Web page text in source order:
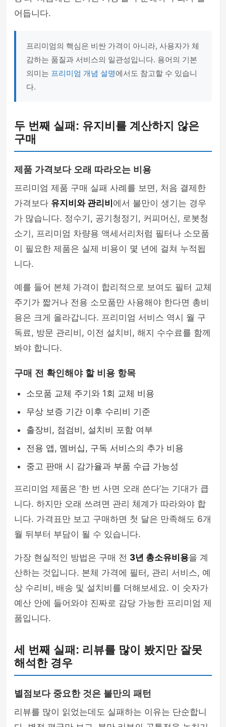
어듭니다.
프리미엄의 핵심은 비싼 가격이 아니라, 사용자가 체
감하는 품질과 서비스의 일관성입니다. 용어의 기본
의미는 프리미엄 개념 설명에서도 참고할 수 있습니
다.
두 번째 실패: 유지비를 계산하지 않은
구매
제품 가격보다 오래 따라오는 비용
프리미엄 제품 구매 실패 사례를 보면, 처음 결제한
가격보다 유지비와 관리비 에서 불만이 생기는 경우
가 많습니다. 정수기, 공기청정기, 커피머신, 로봇청
소기, 프리미엄 차량용 액세서리처럼 필터나 소모품
이 필요한 제품은 실제 비용이 몇 년에 걸쳐 누적됩
니다.
예를 들어 본체 가격이 합리적으로 보여도 필터 교체
주기가 짧거나 전용 소모품만 사용해야 한다면 총비
용은 크게 올라갑니다. 프리미엄 서비스 역시 월 구
독료, 방문 관리비, 이전 설치비, 해지 수수료를 함께
봐야 합니다.
구매 전 확인해야 할 비용 항목
소모품 교체 주기와 1회 교체 비용
무상 보증 기간 이후 수리비 기준
출장비, 점검비, 설치비 포함 여부
전용 앱, 멤버십, 구독 서비스의 추가 비용
중고 판매 시 감가율과 부품 수급 가능성
프리미엄 제품은 ‘한 번 사면 오래 쓴다’는 기대가 큽
니다. 하지만 오래 쓰려면 관리 체계가 따라와야 합
니다. 가격표만 보고 구매하면 첫 달은 만족해도 6개
월 뒤부터 부담이 될 수 있습니다.
가장 현실적인 방법은 구매 전 3년 총소유비용을 계
산하는 것입니다. 본체 가격에 필터, 관리 서비스, 예
상 수리비, 배송 및 설치비를 더해보세요. 이 숫자가
예산 안에 들어와야 진짜로 감당 가능한 프리미엄 제
품입니다.
세 번째 실패: 리뷰를 많이 봤지만 잘못
해석한 경우
별점보다 중요한 것은 불만의 패턴
리뷰를 많이 읽었는데도 실패하는 이유는 단순합니